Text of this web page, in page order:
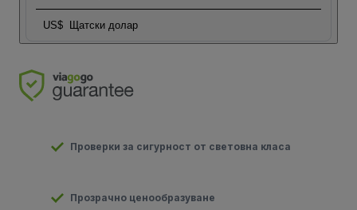
US$ Щатски долар
Проверки за сигурност от световна класа
Прозрачно ценообразуване